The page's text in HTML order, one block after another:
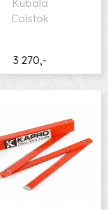
3 270,-
Kubala
Colstok